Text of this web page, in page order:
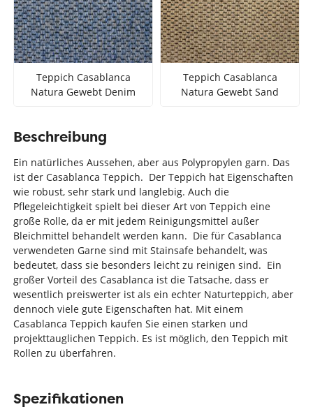
Teppich Casablanca
Natura Gewebt Denim
Teppich Casablanca
Natura Gewebt Sand
Beschreibung
Ein natürliches Aussehen, aber aus Polypropylen garn. Das
ist der Casablanca Teppich. Der Teppich hat Eigenschaften
wie robust, sehr stark und langlebig. Auch die
Pflegeleichtigkeit spielt bei dieser Art von Teppich eine
große Rolle, da er mit jedem Reinigungsmittel außer
Bleichmittel behandelt werden kann. Die für Casablanca
verwendeten Garne sind mit Stainsafe behandelt, was
bedeutet, dass sie besonders leicht zu reinigen sind. Ein
großer Vorteil des Casablanca ist die Tatsache, dass er
wesentlich preiswerter ist als ein echter Naturteppich, aber
dennoch viele gute Eigenschaften hat. Mit einem
Casablanca Teppich kaufen Sie einen starken und
projekttauglichen Teppich. Es ist möglich, den Teppich mit
Rollen zu überfahren.
Spezifikationen